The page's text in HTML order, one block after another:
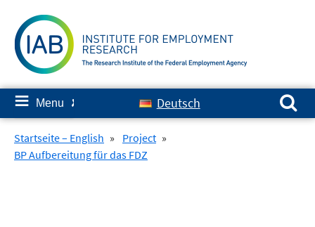
content
≡ Menu ✘ Deutsch
Search for:
Startseite – English » Project »
BP Aufbereitung für das FDZ